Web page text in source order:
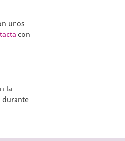
unos
con
la
durante